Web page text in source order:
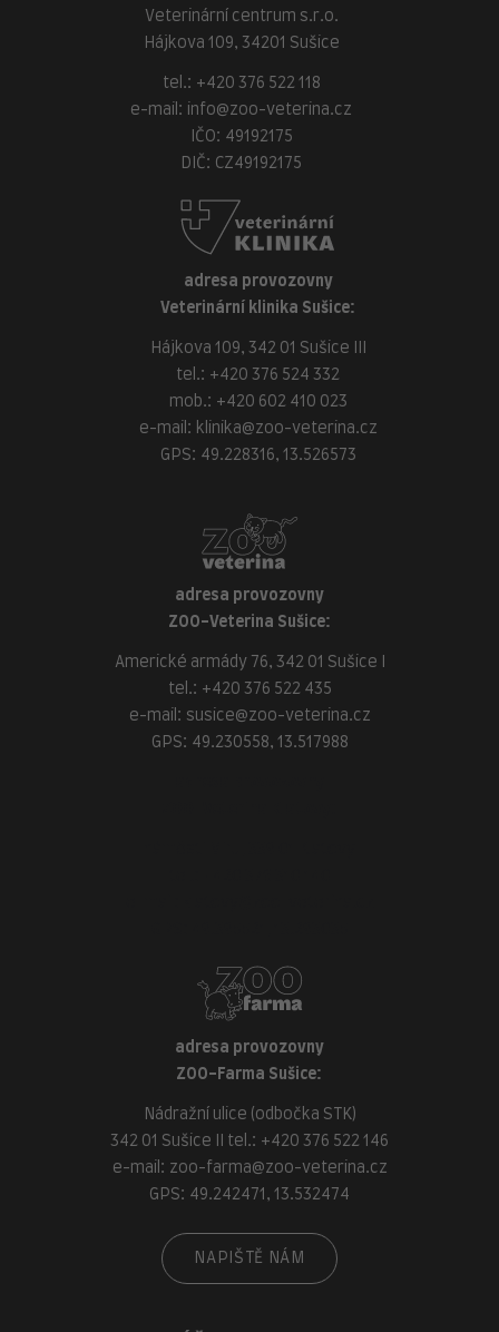
Veterinární centrum s.r.o.
Hájkova 109, 34201 Sušice
tel.: +420 376 522 118
e-mail:
info@zoo-veterina.cz
IČO: 49192175
DIČ: CZ49192175
adresa provozovny
Veterinární klinika Sušice:
Hájkova 109, 342 01 Sušice III
tel.: +420 376 524 332
mob.: +420 602 410 023
e-mail: klinika@zoo-veterina.cz
GPS: 49.228316, 13.526573
adresa provozovny
ZOO-Veterina Sušice:
Americké armády 76, 342 01 Sušice I
tel.: +420 376 522 435
e-mail: susice@zoo-veterina.cz
GPS: 49.230558, 13.517988
adresa provozovny
ZOO-Farma Sušice:
Nádražní ulice (odbočka STK)
342 01 Sušice II tel.: +420 376 522 146
e-mail: zoo-farma@zoo-veterina.cz
GPS: 49.242471, 13.532474
NAPIŠTĚ NÁM